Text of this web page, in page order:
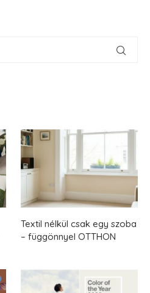
Textil nélkül csak egy szoba
– függönnyel OTTHON